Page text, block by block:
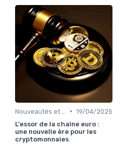
• 19/04/2025
L'essor de la chaîne euro :
une nouvelle ère pour les
cryptomonnaies